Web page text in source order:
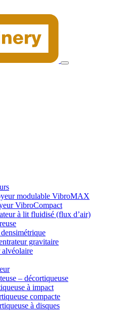
modulable VibroMAX
VibroCompact
à lit fluidisé (flux d’air)
gravitaire
– décortiqueuse
à impact
compacte
à disques